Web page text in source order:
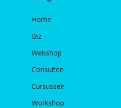
Home
Biz
Webshop
Consulten
Cursussen
Workshop